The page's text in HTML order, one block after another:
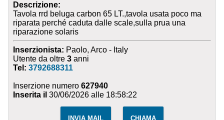
Descrizione:
Tavola rrd beluga carbon 65 LT.,tavola usata poco ma
riparata perché caduta dalle scale,sulla prua una
riparazione solaris
Inserzionista: Paolo, Arco - Italy
Utente da oltre3 anni
Tel:3792688311
Inserzione numero627940
Inserita il 30/06/2026 alle 18:58:22
INVIA MAIL CHIAMA